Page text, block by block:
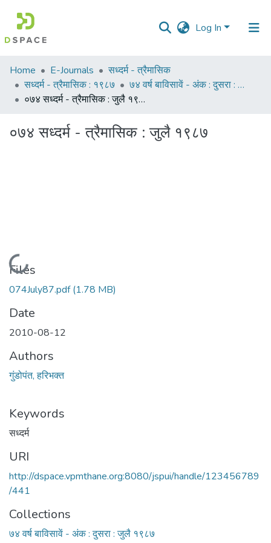
Log In
Communities
&
Collections
All of DSpace
Home E-Journals
सध्दर्म - त्रैमासिक
सध्दर्म - त्रैमासिक : १९८७
७४ वर्ष बाविसावें - अंक : दुसरा : जुलै १९८७
०७४ सध्दर्म - त्रैमासिक : जुलै १९८७
०७४ सध्दर्म - त्रैमासिक : जुलै १९८७
Loading...
Files
074July87.pdf(1.78 MB)
Date
2010-08-12
Authors
गुंडोपंत, हरिभक्‍त
Keywords
सध्दर्म
URI
http://dspace.vpmthane.org:8080/jspui/handle/123456789
/441
Collections
७४ वर्ष बाविसावें - अंक : दुसरा : जुलै १९८७